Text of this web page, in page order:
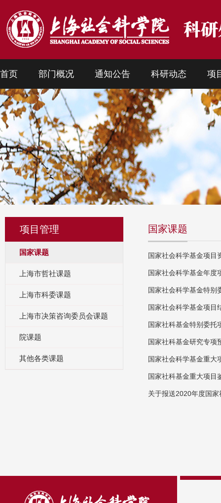
首页 部门概况 通知公告 科研动态 项
项目管理
国家课题
上海市哲社课题
上海市科委课题
上海市决策咨询委员会课题
院课题
其他各类课题
国家课题
国家社会科学基金项目
国家社会科学基金年度
国家社会科学基金特别
国家社会科学基金项目
国家社科基金特别委托
国家社科基金研究专项
国家社会科学基金重大
国家社科基金重大项目
关于报送2020年度国